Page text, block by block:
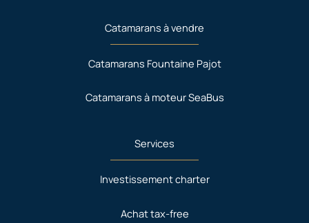
Catamarans à vendre
Catamarans Fountaine Pajot
Catamarans à moteur SeaBus
Services
Investissement charter
Achat tax-free